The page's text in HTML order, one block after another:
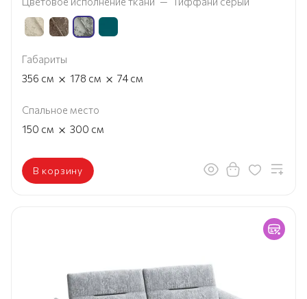
Габариты
356 см × 178 см × 74 см
Спальное место
150 см × 300 см
В корзину